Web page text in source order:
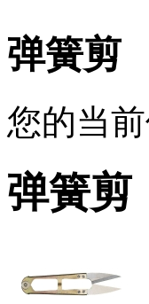
弹簧剪
您的当
弹簧剪